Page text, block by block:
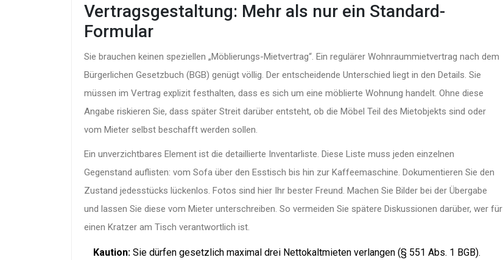
Vertragsgestaltung: Mehr als nur ein Standard-
Formular
Sie brauchen keinen speziellen „Möblierungs-Mietvertrag“. Ein regulärer Wohnraummietvertrag nach dem
Bürgerlichen Gesetzbuch (BGB) genügt völlig. Der entscheidende Unterschied liegt in den Details. Sie
müssen im Vertrag explizit festhalten, dass es sich um eine möblierte Wohnung handelt. Ohne diese
Angabe riskieren Sie, dass später Streit darüber entsteht, ob die Möbel Teil des Mietobjekts sind oder
vom Mieter selbst beschafft werden sollen.
Ein unverzichtbares Element ist die detaillierte Inventarliste. Diese Liste muss jeden einzelnen
Gegenstand auflisten: vom Sofa über den Esstisch bis hin zur Kaffeemaschine. Dokumentieren Sie den
Zustand jedesstücks lückenlos. Fotos sind hier Ihr bester Freund. Machen Sie Bilder bei der Übergabe
und lassen Sie diese vom Mieter unterschreiben. So vermeiden Sie spätere Diskussionen darüber, wer für
einen Kratzer am Tisch verantwortlich ist.
Kaution: Sie dürfen gesetzlich maximal drei Nettokaltmieten verlangen (§ 551 Abs. 1 BGB).